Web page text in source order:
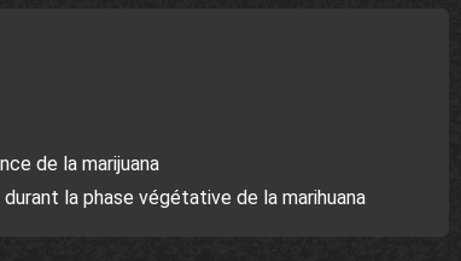
de la marijuana
la phase végétative de la marihuana